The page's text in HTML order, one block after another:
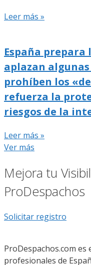
Leer más »
España prepara
aplazan
prohíben los
refuerza la
riesgos de la
Leer más »
Ver más
Mejora tu
ProDespachos
Solicitar registro
ProDespachos.com
profesionales de